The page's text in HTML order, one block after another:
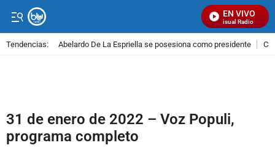
EN VIVO
Señal Visual Radio
Tendencias: Abelardo De La Espriella se posesiona como presidente
31 de enero de 2022 – Voz Populi,
programa completo